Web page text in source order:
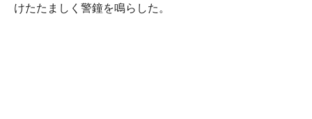
けたたましく警鐘を鳴らした。